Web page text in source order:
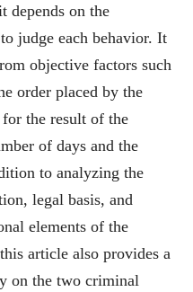
depends on the
judge each behavior. It
objective factors such
order placed by the
for the result of the
of days and the
to analyzing the
legal basis, and
elements of the
article also provides a
on the two criminal